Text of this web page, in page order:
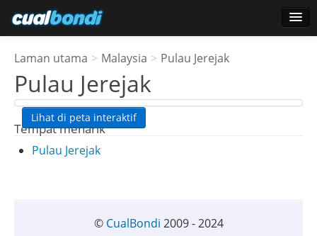
Pengguna bintang
Undian
Laman utama > Malaysia > Pulau Jerejak
Pulau Jerejak
Lihat di peta interaktif
Tempat menarik
Pulau Jerejak
© CualBondi 2009 - 2024